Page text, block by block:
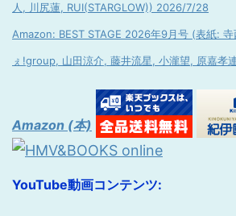
人, 川尻蓮, RUI(STARGLOW)) 2026/7/28
Amazon: BEST STAGE 2026年9月号 (表紙:
ぇ!group, 山田涼介, 藤井流星, 小瀧望, 原嘉孝
Amazon (本)
YouTube動画コンテンツ: